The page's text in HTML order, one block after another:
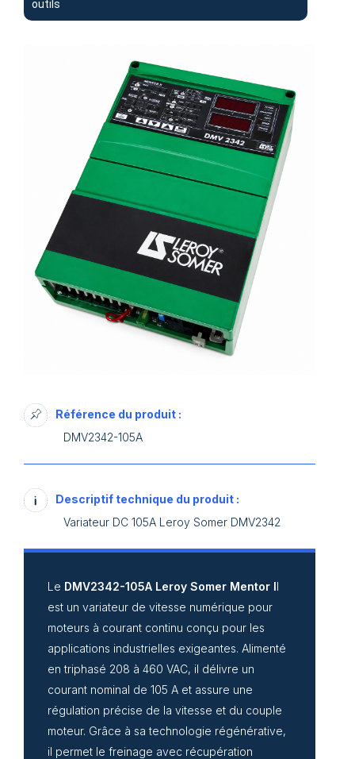
outils
Référence du produit :
DMV2342-105A
Descriptif technique du produit :
Variateur DC 105A Leroy Somer DMV2342
Le DMV2342-105A Leroy Somer Mentor II
est un variateur de vitesse numérique pour
moteurs à courant continu conçu pour les
applications industrielles exigeantes. Alimenté
en triphasé 208 à 460 VAC, il délivre un
courant nominal de 105 A et assure une
régulation précise de la vitesse et du couple
moteur. Grâce à sa technologie régénérative,
il permet le freinage avec récupération